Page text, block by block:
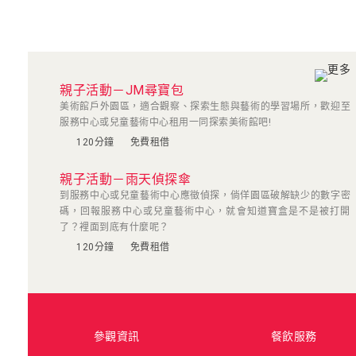
親子活動－JM尋寶包
美術館戶外園區，適合觀察、探索生態與藝術的學習場所，歡迎至
服務中心或兒童藝術中心租用一同探索美術館吧!
120分鐘
免費租借
親子活動－雨天偵探傘
到服務中心或兒童藝術中心應徵偵探，倘佯園區破解缺少的數字密
碼，回報服務中心或兒童藝術中心，就會知道寶盒是不是被打開
了？裡面到底有什麼呢？
120分鐘
免費租借
參觀資訊 餐飲服務